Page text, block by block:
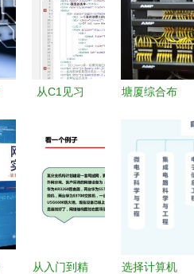
到实战的进
阶指南
精通指南
从C1见习
程 计算机
连接
塘厦综合布
价格解析
工厂网络布
线、光纤施
工与企业自
攻略
从入门到精
选择计算机